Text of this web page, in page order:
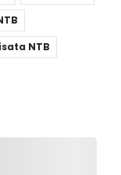
NTB